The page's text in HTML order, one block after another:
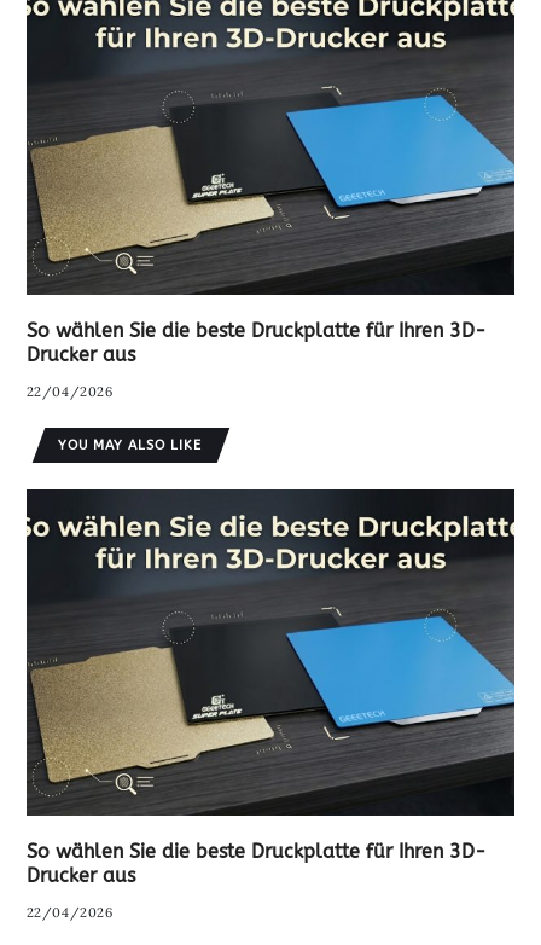
So wählen Sie die beste Druckplatte für Ihren 3D-
Drucker aus
22/04/2026
YOU MAY ALSO LIKE
So wählen Sie die beste Druckplatte für Ihren 3D-
Drucker aus
22/04/2026